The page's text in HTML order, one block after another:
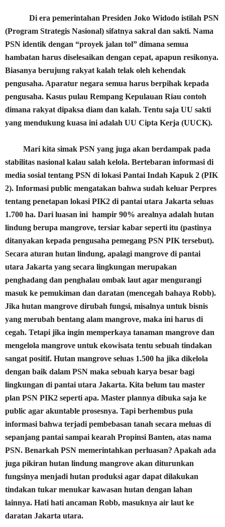
Di era pemerintahan Presiden Joko Widodo istilah PSN
(Program Strategis Nasional) sifatnya sakral dan sakti. Nama
PSN identik dengan “proyek jalan tol” dimana semua
hambatan harus diselesaikan dengan cepat, apapun resikonya.
Biasanya berujung rakyat kalah telak oleh kehendak
pengusaha. Aparatur negara semua harus berpihak kepada
pengusaha. Kasus pulau Rempang Kepulauan Riau contoh
dimana rakyat dipaksa diam dan kalah. Tentu saja UU sakti
yang mendukung kuasa ini adalah UU Cipta Kerja (UUCK).
Mari kita simak PSN yang juga akan berdampak pada
stabilitas nasional kalau salah kelola. Bertebaran informasi di
media sosial tentang PSN di lokasi Pantai Indah Kapuk 2 (PIK
2). Informasi public mengatakan bahwa sudah keluar Perpres
tentang penetapan lokasi PIK2 di pantai utara Jakarta seluas
1.700 ha. Dari luasan ini hampir 90% arealnya adalah hutan
lindung berupa mangrove, tersiar kabar seperti itu (pastinya
ditanyakan kepada pengusaha pemegang PSN PIK tersebut).
Secara aturan hutan lindung, apalagi mangrove di pantai
utara Jakarta yang secara lingkungan merupakan
penghadang dan penghalau ombak laut agar mengurangi
masuk ke pemukiman dan daratan (mencegah bahaya Robb).
Jika hutan mangrove dirubah fungsi, misalnya untuk bisnis
yang merubah bentang alam mangrove, maka ini harus di
cegah. Tetapi jika ingin memperkaya tanaman mangrove dan
mengelola mangrove untuk ekowisata tentu sebuah tindakan
sangat positif. Hutan mangrove seluas 1.500 ha jika dikelola
dengan baik dalam PSN maka sebuah karya besar bagi
lingkungan di pantai utara Jakarta. Kita belum tau master
plan PSN PIK2 seperti apa. Master plannya dibuka saja ke
public agar akuntable prosesnya. Tapi berhembus pula
informasi bahwa terjadi pembebasan tanah secara meluas di
sepanjang pantai sampai kearah Propinsi Banten, atas nama
PSN. Benarkah PSN memerintahkan perluasan? Apakah ada
juga pikiran hutan lindung mangrove akan diturunkan
fungsinya menjadi hutan produksi agar dapat dilakukan
tindakan tukar menukar kawasan hutan dengan lahan
lainnya. Hati hati ancaman Robb, masuknya air laut ke
daratan Jakarta utara.